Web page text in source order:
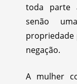
toda
senão
propriedade
negação.
A mulher